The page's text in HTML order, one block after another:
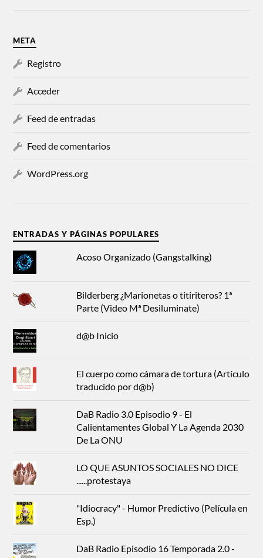
META
Registro
Acceder
Feed de entradas
Feed de comentarios
WordPress.org
ENTRADAS Y PÁGINAS POPULARES
Acoso Organizado (Gangstalking)
Bilderberg ¿Marionetas o titiriteros? 1ª
Parte (Video Mª Desiluminate)
d@b Inicio
El cuerpo como cámara de tortura (Artículo
traducido por d@b)
DaB Radio 3.0 Episodio 9 - El
Calientamentes Global Y La Agenda 2030
De La ONU
LO QUE ASUNTOS SOCIALES NO DICE
......protestaya
"Idiocracy" - Humor Predictivo (Película en
Esp.)
DaB Radio Episodio 16 Temporada 2.0 -